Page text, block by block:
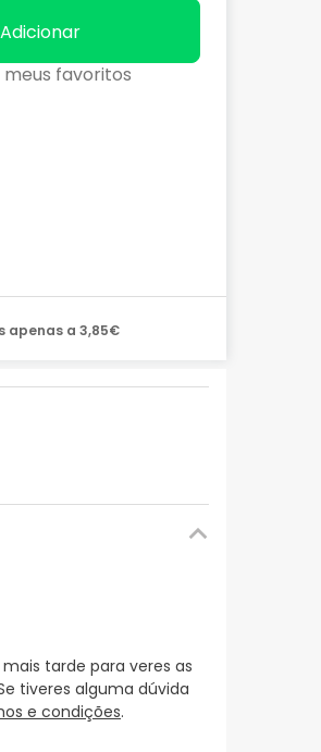
Adicionar
favoritos
apenas a 3,85€
tarde para veres as
tiveres alguma dúvida
e condições.